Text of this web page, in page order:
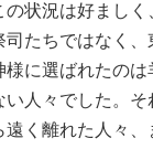
状況は好まし
たちではなく
に選ばれたの
人々でした。
く離れた人々